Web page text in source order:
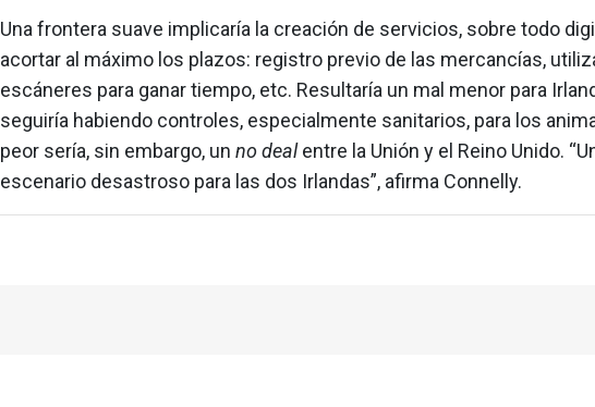
Una frontera suave implicaría la creación de servicios, sobre todo
acortar al máximo los plazos: registro previo de las mercancías,
escáneres para ganar tiempo, etc. Resultaría un mal menor para
seguiría habiendo controles, especialmente sanitarios, para los
peor sería, sin embargo, un no dealentre la Unión y el Reino Unido.
escenario desastroso para las dos Irlandas”, afirma Connelly.